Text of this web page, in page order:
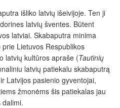
išliko latvių išeivijoje. Ten ji
latvių šventes. Būtent
latviai. Skabaputra minima
Lietuvos Respublikos
latvių kultūros apraše (Tautinių
latvių patiekalu skabaputrą
Latvijos pasienio gyventojai,
žmonėms šis patiekalas jau